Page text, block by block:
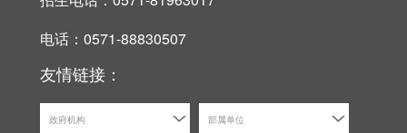
电话：0571-88830507
友情链接：
政府机构 部属单位